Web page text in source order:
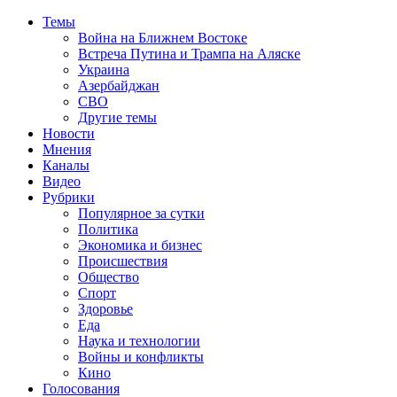
Темы
Война на Ближнем Востоке
Встреча Путина и Трампа на Аляске
Украина
Азербайджан
СВО
Другие темы
Новости
Мнения
Каналы
Видео
Рубрики
Популярное за сутки
Политика
Экономика и бизнес
Происшествия
Общество
Спорт
Здоровье
Еда
Наука и технологии
Войны и конфликты
Кино
Голосования